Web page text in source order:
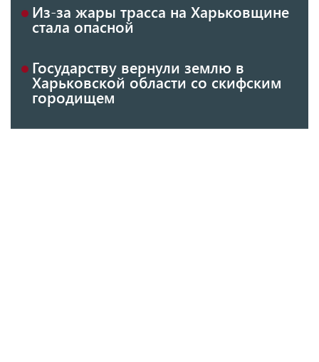
Из-за жары трасса на Харьковщине
стала опасной
Государству вернули землю в
Харьковской области со скифским
городищем